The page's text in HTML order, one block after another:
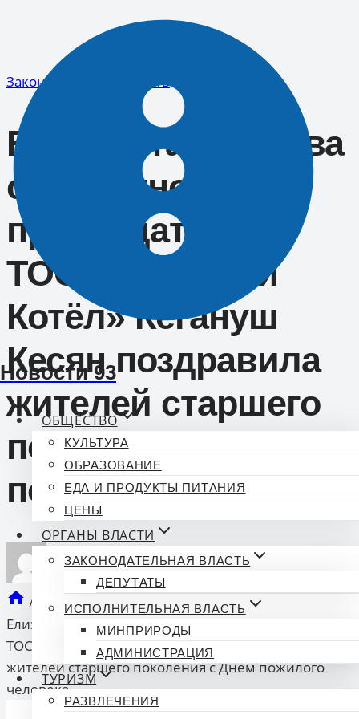
содержимому
Новости 93
ОБЩЕСТВО
КУЛЬТУРА
ОБРАЗОВАНИЕ
ЕДА И ПРОДУКТЫ ПИТАНИЯ
ЦЕНЫ
ОРГАНЫ ВЛАСТИ
ЗАКОНОДАТЕЛЬНАЯ ВЛАСТЬ
ДЕПУТАТЫ
ИСПОЛНИТЕЛЬНАЯ ВЛАСТЬ
МИНПРИРОДЫ
АДМИНИСТРАЦИЯ
ТУРИЗМ
РАЗВЛЕЧЕНИЯ
Законодательная власть
Елизавета Якимова
совместно с
председателем
ТОС «Разбитый
Котёл» Кегануш
Кесян поздравила
жителей старшего
поколения с Днём
пожилого человека
опубликованНовости 93
/
Органы власти/ Законодательная власть
Елизавета Якимова совместно с председателем
ТОС «Разбитый Котёл» Кегануш Кесян поздравила
жителей старшего поколения с Днём пожилого
человека